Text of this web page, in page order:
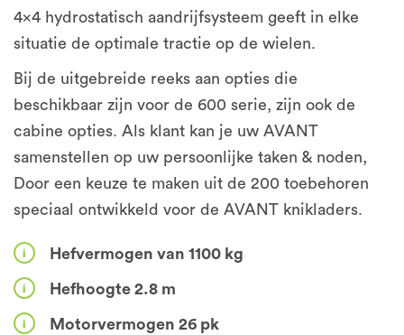
4x4 hydrostatisch aandrijfsysteem geeft in elke
situatie de optimale tractie op de wielen.
Bij de uitgebreide reeks aan opties die
beschikbaar zijn voor de 600 serie, zijn ook de
cabine opties. Als klant kan je uw AVANT
samenstellen op uw persoonlijke taken & noden,
Door een keuze te maken uit de 200 toebehoren
speciaal ontwikkeld voor de AVANT knikladers.
Hefvermogen van 1100 kg
Hefhoogte 2.8 m
Motorvermogen 26 pk